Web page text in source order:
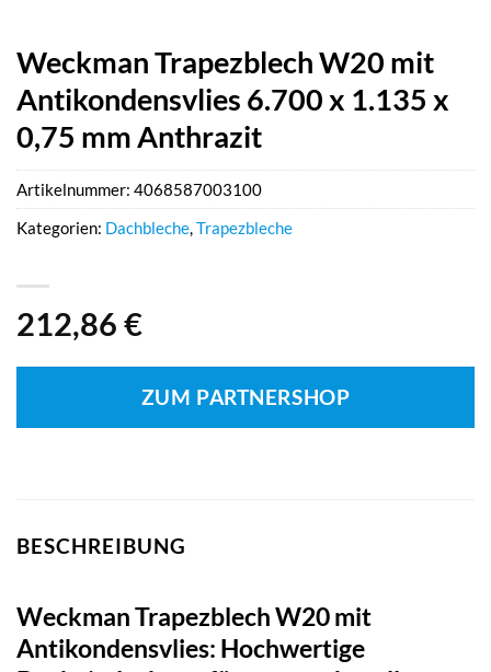
Weckman Trapezblech W20 mit
Antikondensvlies 6.700 x 1.135 x
0,75 mm Anthrazit
212,86 €
ZUM PARTNERSHOP
Artikelnummer: 4068587003100
Kategorien: Dachbleche,Trapezbleche
BESCHREIBUNG
Weckman Trapezblech W20 mit
Antikondensvlies: Hochwertige